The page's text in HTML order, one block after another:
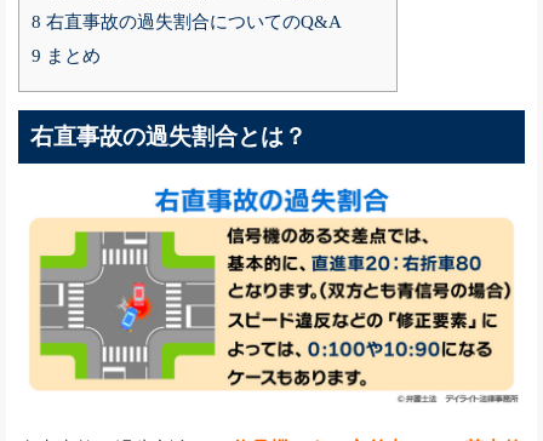
8 右直事故の過失割合についてのQ&A
9 まとめ
右直事故の過失割合とは？